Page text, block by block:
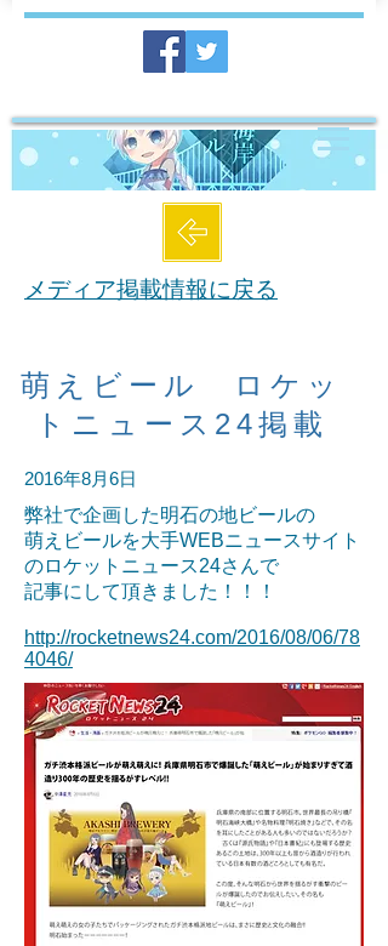
萌えビール ロケッ
トニュース24掲載
弊社で企画した明石の地ビールの
萌えビールを大手WEBニュースサイト
のロケットニュース24さんで
記事にして頂きました！！！
http://rocketnews24.com/2016/08/06/78
4046/
2016年8月6日
メディア掲載情報に戻る